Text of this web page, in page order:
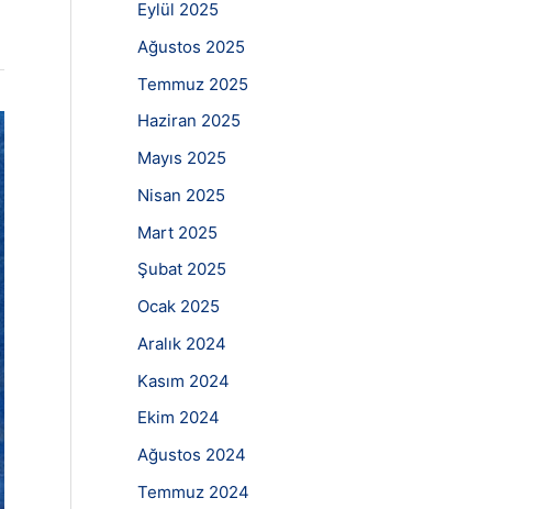
Eylül 2025
Ağustos 2025
Temmuz 2025
Haziran 2025
Mayıs 2025
Nisan 2025
Mart 2025
Şubat 2025
Ocak 2025
Aralık 2024
Kasım 2024
Ekim 2024
Ağustos 2024
Temmuz 2024